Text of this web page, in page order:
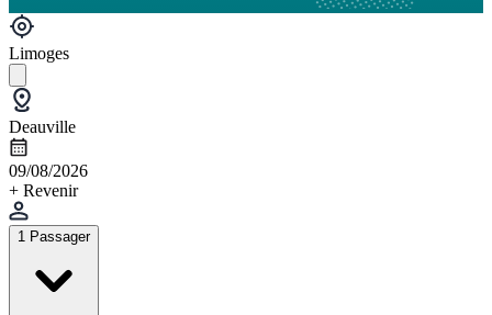
Limoges
Deauville
09/08/2026
+ Revenir
1 Passager